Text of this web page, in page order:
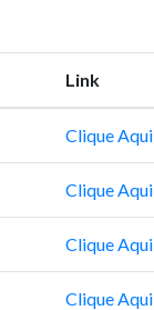
Link
Clique Aqui
Clique Aqui
Clique Aqui
Clique Aqui